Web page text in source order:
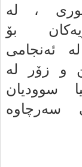
، له‌
بۆ
ئه‌نجامى
و زۆر له‌
سوودیان
سه‌رچاوه‌